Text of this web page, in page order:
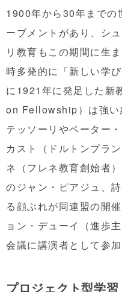
1900年から30年までの
ーブメントがあり、シ
リ教育もこの期間に生
時多発的に「新しい学
に1921年に発足した
on Fellowship）は強い
テッソーリやペーター
カスト（ドルトンプラ
ネ（フレネ教育創始者
のジャン・ピアジュ、
る顔ぶれが同連盟の開
ョン・デューイ（進歩
会議に講演者として参加
プロジェクト型学習